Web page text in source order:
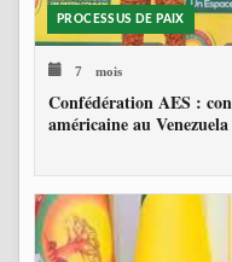
PROCESSUS DE PAIX
7 mois
Confédération AES :
américaine au Venezuela